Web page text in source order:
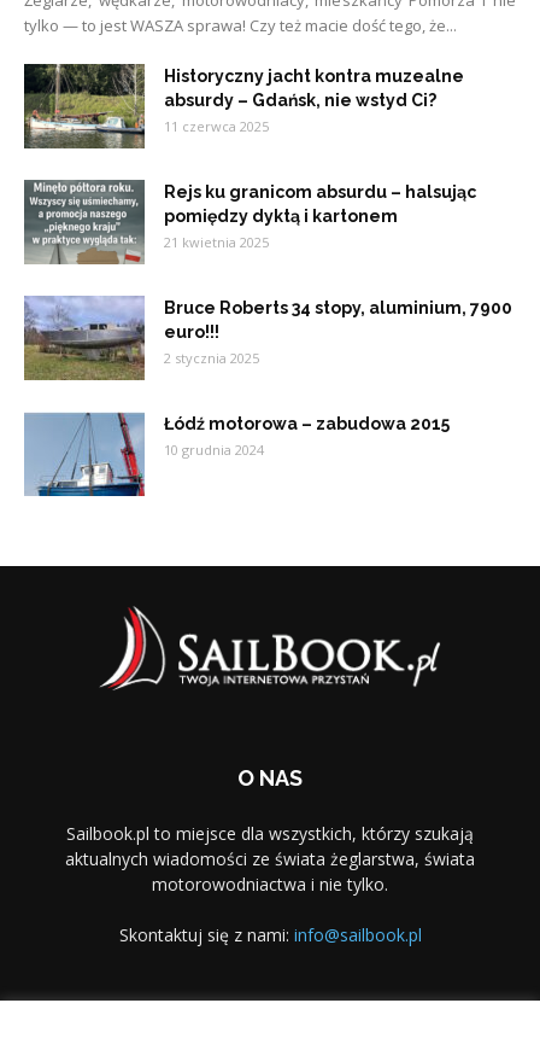
tylko — to jest WASZA sprawa! Czy też macie dość tego, że...
Historyczny jacht kontra muzealne
absurdy – Gdańsk, nie wstyd Ci?
11 czerwca 2025
Rejs ku granicom absurdu – halsując
pomiędzy dyktą i kartonem
21 kwietnia 2025
Bruce Roberts 34 stopy, aluminium, 7900
euro!!!
2 stycznia 2025
Łódź motorowa – zabudowa 2015
10 grudnia 2024
O NAS
Sailbook.pl to miejsce dla wszystkich, którzy szukają
aktualnych wiadomości ze świata żeglarstwa, świata
motorowodniactwa i nie tylko.
Skontaktuj się z nami: info@sailbook.pl